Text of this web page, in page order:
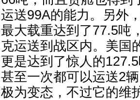
运送99A的能力。另外
最大载重达到了77.5吨
克运送到战区内。美国
更是达到了惊人的
甚至一次都可以运送2
极为变态，不过它的维